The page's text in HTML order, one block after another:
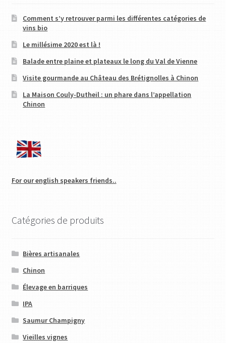
Comment s’y retrouver parmi les différentes catégories de
vins bio
Le millésime 2020 est là !
Balade entre plaine et plateaux le long du Val de Vienne
Visite gourmande au Château des Brétignolles à Chinon
La Maison Couly-Dutheil : un phare dans l’appellation
Chinon
For our english speakers friends..
Catégories de produits
Bières artisanales
Chinon
Élevage en barriques
IPA
Saumur Champigny
Vieilles vignes